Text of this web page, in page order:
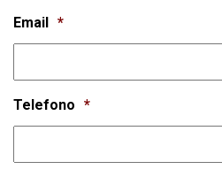
Email *
Telefono *